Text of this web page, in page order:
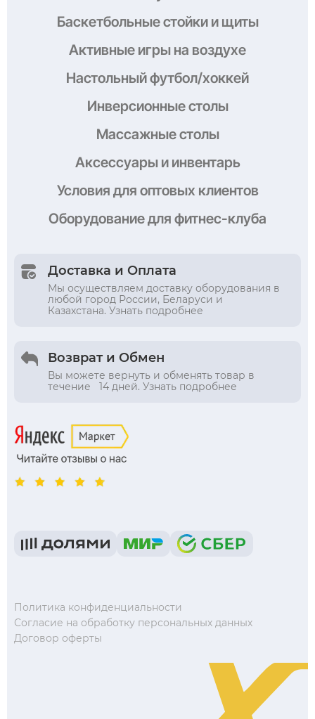
Баскетбольные стойки и щиты
Активные игры на воздухе
Настольный футбол/хоккей
Инверсионные столы
Массажные столы
Аксессуары и инвентарь
Условия для оптовых клиентов
Оборудованиедля фитнес-клуба
Доставка и Оплата
Мы осуществляем доставку оборудования в
любой город России, Беларуси и
Казахстана. Узнать подробнее
Возврат и Обмен
Вы можете вернуть и обменять товар в
течение 14 дней. Узнать подробнее
Политика конфиденциальности
Согласие на обработку персональных данных
Договор оферты